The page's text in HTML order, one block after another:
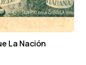
La Nación